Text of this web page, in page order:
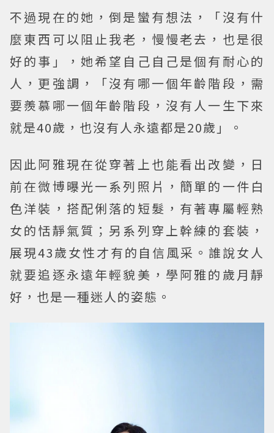
不過現在的她，倒是蠻有想法，「沒有什
麼東西可以阻止我老，慢慢老去，也是很
好的事」，她希望自己自己是個有耐心的
人，更強調，「沒有哪一個年齡階段，需
要羨慕哪一個年齡階段，沒有人一生下來
就是40歲，也沒有人永遠都是20歲」。
因此阿雅現在從穿著上也能看出改變，日
前在微博曝光一系列照片，簡單的一件白
色洋裝，搭配俐落的短髮，有著專屬輕熟
女的恬靜氣質；另系列穿上幹練的套裝，
展現43歲女性才有的自信風采。誰說女人
就要追逐永遠年輕貌美，學阿雅的歲月靜
好，也是一種迷人的姿態。